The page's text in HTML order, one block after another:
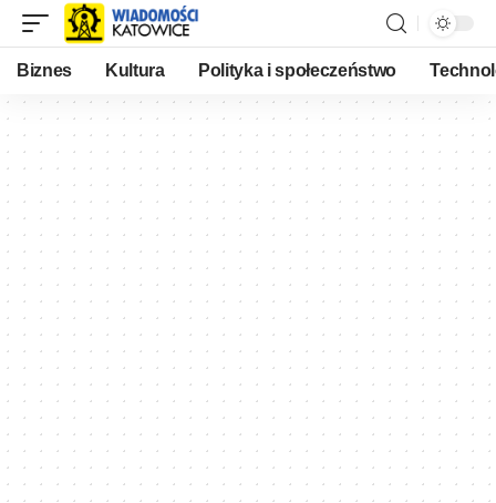
Biznes Kultura Polityka i społeczeństwo